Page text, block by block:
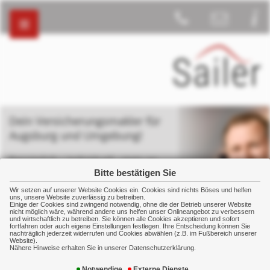
Bitte bestätigen Sie
Wir setzen auf unserer Website Cookies ein. Cookies sind nichts Böses und helfen
uns, unsere Website zuverlässig zu betreiben.
Einige der Cookies sind zwingend notwendig, ohne die der Betrieb unserer Website
nicht möglich wäre, während andere uns helfen unser Onlineangebot zu verbessern
und wirtschaftlich zu betreiben. Sie können alle Cookies akzeptieren und sofort
fortfahren oder auch eigene Einstellungen festlegen. Ihre Entscheidung können Sie
nachträglich jederzeit widerrufen und Cookies abwählen (z.B. im Fußbereich unserer
Website).
Nähere Hinweise erhalten Sie in unserer Datenschutzerklärung.
Dein Versicherungsmakler für
Augsburg und Umgebung!
Persönlich – individuell - stets an
Schaden Schadenmeldung